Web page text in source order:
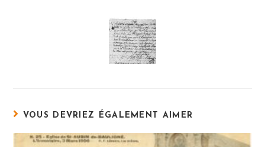
VOUS DEVRIEZ ÉGALEMENT AIMER